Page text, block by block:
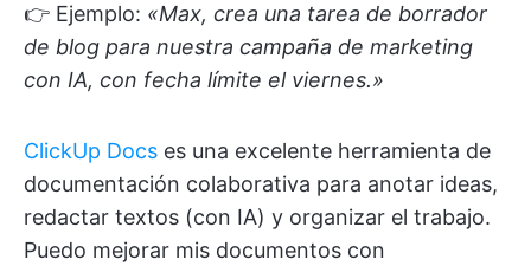
👉 Ejemplo: «Max, crea una tarea de borrador
de blog para nuestra campaña de marketing
con IA, con fecha límite el viernes.»
ClickUp Docs es una excelente herramienta de
documentación colaborativa para anotar ideas,
redactar textos (con IA) y organizar el trabajo.
Puedo mejorar mis documentos con